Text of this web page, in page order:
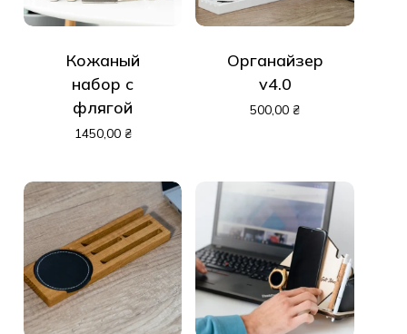
Кожаный
набор с
флягой
1450,00 ₴
Органайзер
v4.0
500,00 ₴